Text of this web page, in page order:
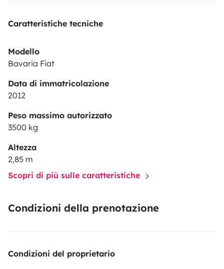
Caratteristiche tecniche
Modello
Bavaria Fiat
Data di immatricolazione
2012
Peso massimo autorizzato
3500 kg
Altezza
2,85 m
Scopri di più sulle caratteristiche
Condizioni della prenotazione
Condizioni del proprietario